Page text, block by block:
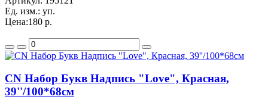
Ед. изм.: уп.
Цена:180 р.
CN Набор Букв Надпись "Love", Красная,
39''/100*68см